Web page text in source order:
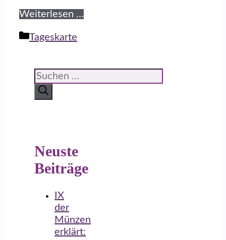
Weiterlesen …
Kategorien
Tageskarte
Suchen
nach:
Neuste
Beiträge
IX
der
Münzen
erklärt: